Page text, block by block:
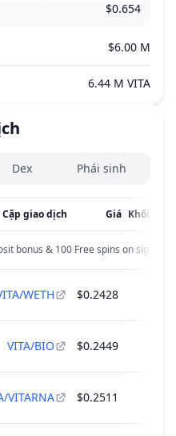
$0.654
$6.00 M
6.44 M VITA
Dex Phái sinh
Cặp giao dịch Giá Khối
bonus & 100 Free spins on sign up!
WETH $0.2428
VITA/BIO $0.2449
VITARNA $0.2511